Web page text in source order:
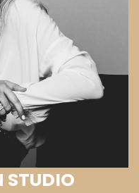
STUDIO